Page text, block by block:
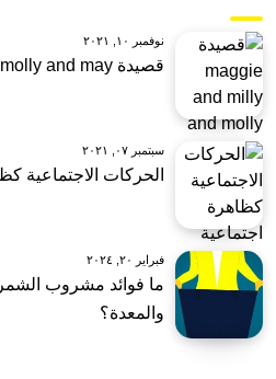
نوفمبر ١٠, ٢٠٢١
قصيدة maggie and milly and molly and may
سبتمبر ٠٧, ٢٠٢١
الحركات الاجتماعية
فبراير ٢٠, ٢٠٢٤
ما فوائد مشروب
والمعدة؟